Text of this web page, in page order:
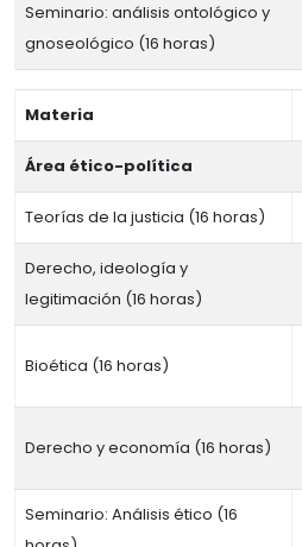
Seminario: análisis ontológico y
gnoseológico (16 horas)
Materia
Área ético-política
Teorías de la justicia (16 horas)
Derecho, ideología y
legitimación (16 horas)
Bioética (16 horas)
Derecho y economía (16 horas)
Seminario: Análisis ético (16